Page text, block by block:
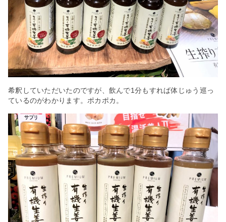
希釈していただいたのですが、飲んで1分もすれば体じゅう巡っ
ているのがわかります。ポカポカ。